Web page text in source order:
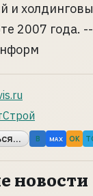
и
2007 года. --
B MAX OK
новости